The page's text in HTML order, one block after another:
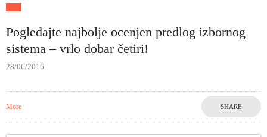
Pogledajte najbolje ocenjen predlog izbornog
sistema – vrlo dobar četiri!
28/06/2016
More SHARE